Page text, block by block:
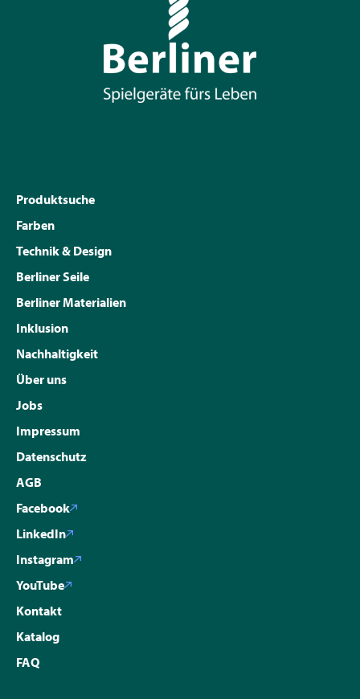
Produktsuche
Farben
Technik & Design
Berliner Seile
Berliner Materialien
Inklusion
Nachhaltigkeit
Über uns
Jobs
Impressum
Datenschutz
AGB
Facebook
LinkedIn
Instagram
YouTube
Kontakt
Katalog
FAQ